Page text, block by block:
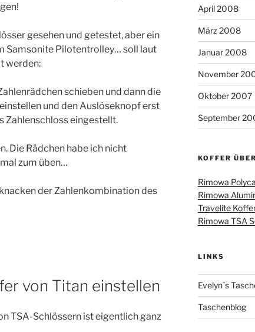
gesehen und getestet, aber ein
Samsonite Pilotentrolley… soll laut
werden:
schieben und dann die
und den Auslöseknopf erst
Zahlenschloss eingestellt.
Die Rädchen habe ich nicht
zum üben…
der Zahlenkombination des
von Titan einstellen
TSA-Schlössern ist eigentlich ganz
April 2008
März 2008
Januar 2008
November
Oktober 2007
September
KOFFER
Rimowa
Rimowa
Travelite
Rimowa TSA
LINKS
Evelyn´s
Taschenblog